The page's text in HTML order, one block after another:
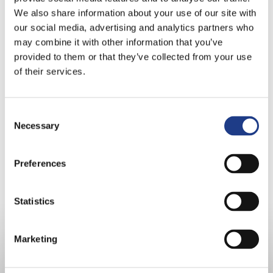
We also share information about your use of our site with
our social media, advertising and analytics partners who
may combine it with other information that you’ve
provided to them or that they’ve collected from your use
of their services.
Necessary
Preferences
Statistics
Marketing